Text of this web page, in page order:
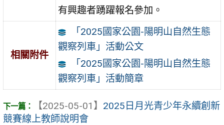
有興趣者踴躍報名參加。
相關附件
「2025國家公園-陽明山自然生態
觀察列車」活動公文
「2025國家公園-陽明山自然生態
觀察列車」活動簡章
【2025-05-01】 2025日月光青少年永續創新
競賽線上教師說明會